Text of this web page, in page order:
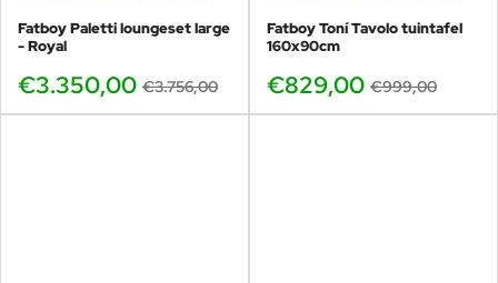
Fatboy Paletti loungeset large
- Royal
€3.350,00 €3.756,00
Fatboy Toní Tavolo tuintafel
160x90cm
€829,00 €999,00